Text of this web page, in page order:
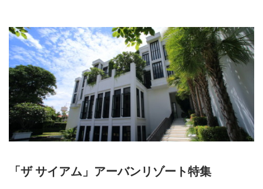
リ
ー
「ザ サイアム」アーバンリゾート特集